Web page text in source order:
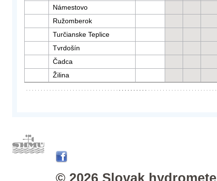
Námestovo
Ružomberok
Turčianske Teplice
Tvrdošín
Čadca
Žilina
© 2026 Slovak